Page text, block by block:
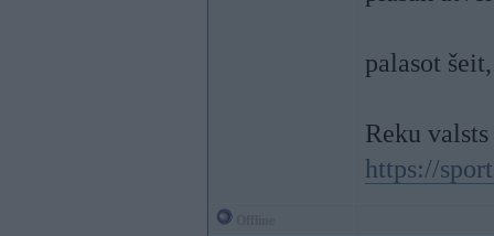
palasot
Reku
https://